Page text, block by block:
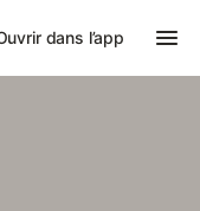
dans l’app